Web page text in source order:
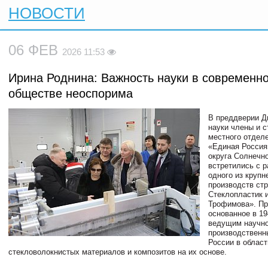
НОВОСТИ
06 ФЕВ 2026 11:53
Ирина Роднина: Важность науки в
обществе неоспорима
В преддверии
науки члены и
местного
«Единая
округа
встретились с
одного из
производств
Стеклопластик
Трофимова».
основанное в
ведущим
России в
стекловолокнистых материалов и композитов на их основе.